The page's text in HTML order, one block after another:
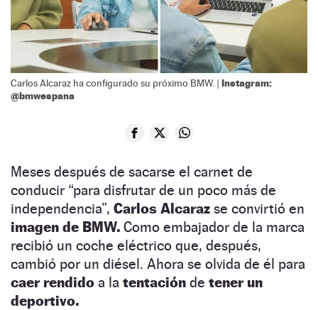
Carlos Alcaraz ha configurado su próximo BMW. | Instagram:
@bmwespana
Meses después de sacarse el carnet de
conducir “para disfrutar de un poco más de
independencia”, Carlos Alcaraz se convirtió en
imagen de BMW. Como embajador de la marca
recibió un coche eléctrico que, después,
cambió por un diésel. Ahora se olvida de él para
caer rendido a la tentación de tener un
deportivo.